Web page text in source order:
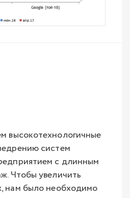
высокотехнологичные
систем
с длинным
Чтобы увеличить
нам было необходимо